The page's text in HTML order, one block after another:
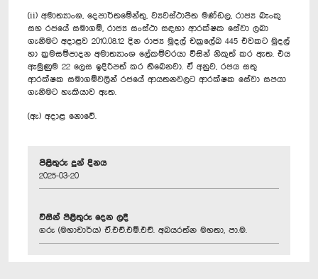
(ii) අමාත්‍යාංශ, දෙපාර්තමේන්තු, ව්‍යවස්ථාපිත මණ්ඩල, රාජ්‍ය බැංකු
සහ රජයේ සමාගම්, රාජ්‍ය සංස්ථා සඳහා ආරක්ෂක සේවා ලබා
ගැනීමට අදාළව 2010.08.12 දින රාජ්‍ය මුදල් චක්‍රලේඛ 445 එවකට මුදල්
හා ක්‍රමසම්පාදන අමාත්‍යාංශ ලේකම්වරයා විසින් නිකුත් කර ඇත. එය
ඇමුණුම 22 ලෙස ඉදිරිපත් කර තිබෙනවා. ඒ අනුව, රජය සතු
ආරක්ෂක සමාගම්වලින් රජයේ ආයතනවලට ආරක්ෂක සේවා සපයා
ගැනීමට හැකියාව ඇත.
(ඇ) අදාළ නොවේ.
පිළිතුරු දුන් දිනය
2025-03-20
විසින් පිළිතුරු දෙන ලදී
ගරු (මහාචාර්ය) ඒ.එච්.එම්.එච්. අබයරත්න මහතා, පා.ම.